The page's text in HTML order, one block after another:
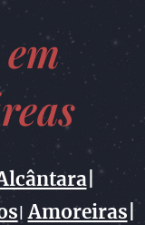
|
|Amoreiras